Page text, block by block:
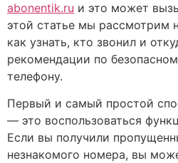
abonentik.ru и это может
этой статье мы рассмотрим
как узнать, кто звонил и
рекомендации по
телефону.
Первый и самый простой
— это воспользоваться
Если вы получили
незнакомого номера, вы